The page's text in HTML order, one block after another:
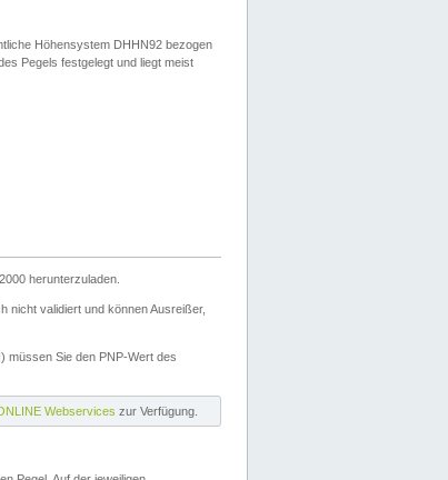
Höhensystem DHHN92 bezogen
Pegels festgelegt und liegt meist
herunterzuladen.
nicht validiert und können Ausreißer,
müssen Sie den PNP-Wert des
Webservices zur Verfügung.